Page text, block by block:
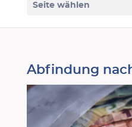
Seite wählen
Abfindung